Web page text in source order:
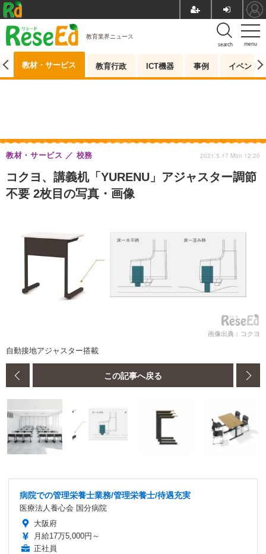
menu
search
教育業界ニュース
教材・サービス 教育行政 ICT機器 事例 イベント
コクヨ、講義机「YURENU」アジャスター調節
不要 2枚目の写真・画像
教材・サービス 校務 2021.5.17 Mon 12:20
画像出典：コクヨ
自動接地アジャスター搭載
この記事へ戻る
病院での管理栄養士業務/管理栄養士/待遇充実
医療法人養心会 国分病院
大阪府
月給17万5,000円～
正社員